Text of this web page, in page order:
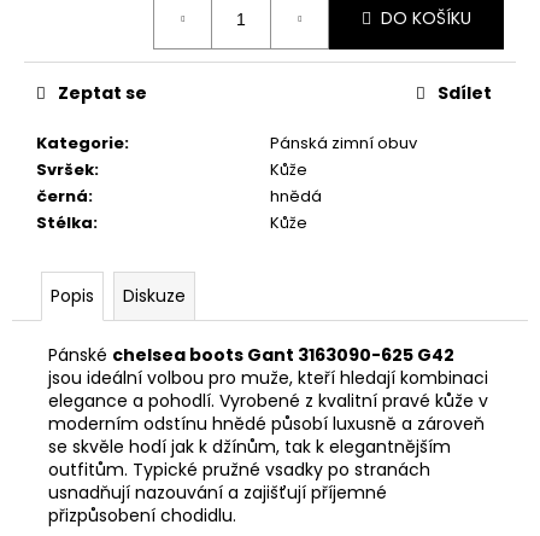
DO KOŠÍKU
Kategorie:
Pánská zimní obuv
Svršek:
Kůže
černá:
hnědá
Stélka: Kůže
Zeptat se Sdílet
Popis Diskuze
Pánské chelsea boots Gant 3163090-625 G42
jsou ideální volbou pro muže, kteří hledají kombinaci
elegance a pohodlí. Vyrobené z kvalitní pravé kůže v
moderním odstínu hnědé působí luxusně a zároveň
se skvěle hodí jak k džínům, tak k elegantnějším
outfitům. Typické pružné vsadky po stranách
usnadňují nazouvání a zajišťují příjemné
přizpůsobení chodidlu.
44760-
35
998
Kč